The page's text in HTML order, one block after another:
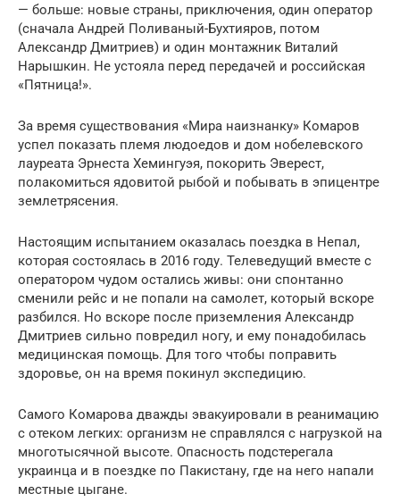
— больше: новые страны, приключения, один оператор
(сначала Андрей Поливаный-Бухтияров, потом
Александр Дмитриев) и один монтажник Виталий
Нарышкин. Не устояла перед передачей и российская
«Пятница!».
За время существования «Мира наизнанку» Комаров
успел показать племя людоедов и дом нобелевского
лауреата Эрнеста Хемингуэя, покорить Эверест,
полакомиться ядовитой рыбой и побывать в эпицентре
землетрясения.
Настоящим испытанием оказалась поездка в Непал,
которая состоялась в 2016 году. Телеведущий вместе с
оператором чудом остались живы: они спонтанно
сменили рейс и не попали на самолет, который вскоре
разбился. Но вскоре после приземления Александр
Дмитриев сильно повредил ногу, и ему понадобилась
медицинская помощь. Для того чтобы поправить
здоровье, он на время покинул экспедицию.
Самого Комарова дважды эвакуировали в реанимацию
с отеком легких: организм не справлялся с нагрузкой на
многотысячной высоте. Опасность подстерегала
украинца и в поездке по Пакистану, где на него напали
местные цыгане.